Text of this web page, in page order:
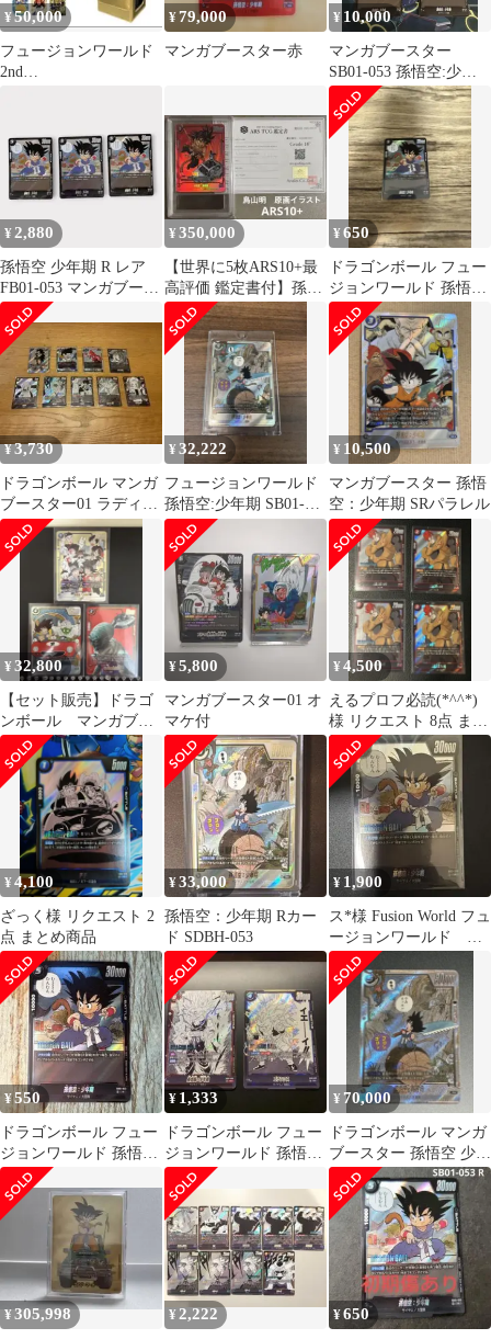
¥50,000
フュージョンワールド
2nd
¥79,000
マンガブースター赤
¥ 10,000
マンガブースター
SB01-053 孫悟空:少年
期 R4枚
¥2,880
孫悟空 少年期 R レア
FB01-053 マンガブース
ター 01 DBFW
¥350,000
【世界に5枚ARS10+最
高評価 鑑定書付】孫悟
空:少年期SB01-053 R☆
¥650
ドラゴンボール フュー
ジョンワールド 孫悟
空：少年期 sb01-053
¥3,730
ドラゴンボール マンガ
ブースター01 ラディッ
ツ パラレルレア ま
とめ売り
¥32,222
フュージョンワールド
孫悟空:少年期 SB01-
053 マンガブースター
¥ 10,500
マンガブースター 孫悟
空：少年期 SRパラレル
¥32,800
【セット販売】ドラゴ
ンボール マンガブー
スター シークレット他
¥5,800
マンガブースター01 オ
マケ付
¥4,500
えるプロフ必読(*^^*)
様 リクエスト 8点 まと
め商品
¥4,100
ざっく様 リクエスト 2
点 まとめ商品
¥33,000
孫悟空：少年期 Rカー
ド SDBH-053
¥ 1,900
ス*️様 Fusion World フュ
ージョンワールド
SB01-053
¥550
ドラゴンボール フュー
ジョンワールド 孫悟空:
少年期 SB01-053 R
¥ 1,333
ドラゴンボール フュー
ジョンワールド 孫悟飯
少年期 ゴテンクス セ
ット
¥ 70,000
ドラゴンボール マンガ
ブースター 孫悟空 少年
期 SB01-053 パラレル
¥305,998 ¥ 2,222 ¥650